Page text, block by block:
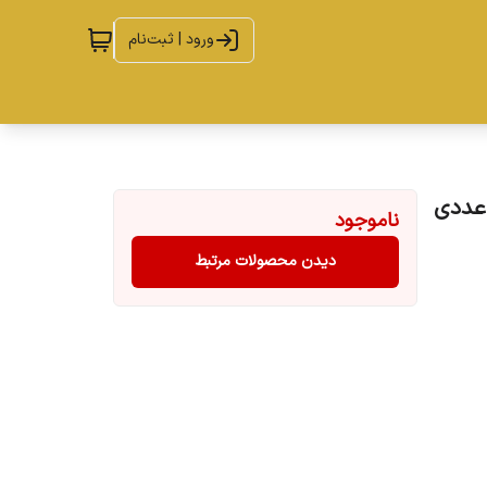
ورود | ثبت‌نام
ناموجود
دیدن محصولات مرتبط